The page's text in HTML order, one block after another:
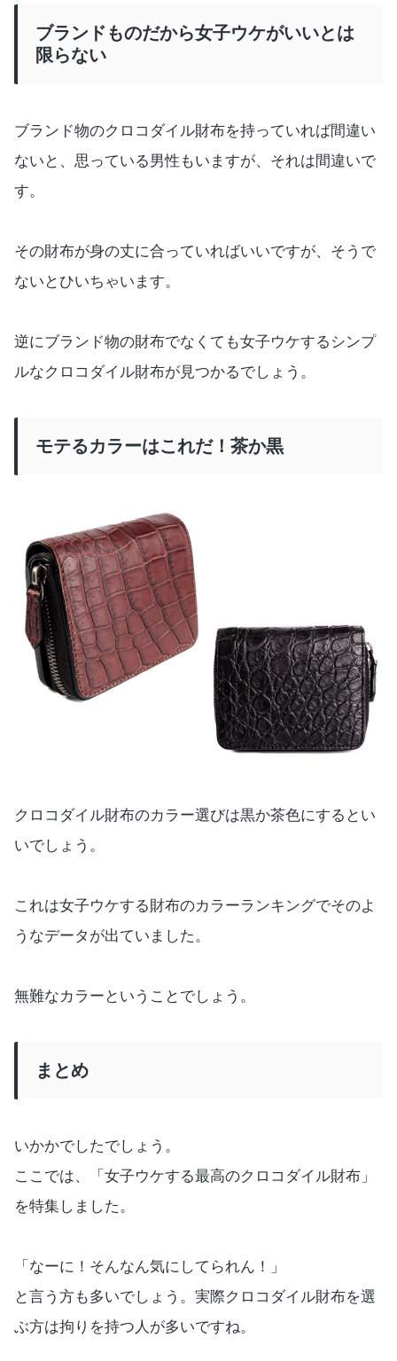
ブランドものだから女子ウケがいいとは
限らない
ブランド物のクロコダイル財布を持っていれば間違い
ないと、思っている男性もいますが、それは間違いで
す。
その財布が身の丈に合っていればいいですが、そうで
ないとひいちゃいます。
逆にブランド物の財布でなくても女子ウケするシンプ
ルなクロコダイル財布が見つかるでしょう。
モテるカラーはこれだ！茶か黒
クロコダイル財布のカラー選びは黒か茶色にするとい
いでしょう。
これは女子ウケする財布のカラーランキングでそのよ
うなデータが出ていました。
無難なカラーということでしょう。
まとめ
いかかでしたでしょう。
ここでは、「女子ウケする最高のクロコダイル財布」
を特集しました。
「なーに！そんなん気にしてられん！」
と言う方も多いでしょう。実際クロコダイル財布を選
ぶ方は拘りを持つ人が多いですね。